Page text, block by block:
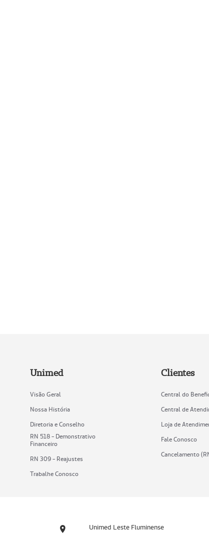
Unimed
Visão Geral
Nossa História
Diretoria e Conselho
RN 518 - Demonstrativo
Financeiro
RN 309 - Reajustes
Trabalhe Conosco
Clientes
Central do
Central de
Loja de
Fale Conosco
Cancelamento
Unimed Leste Fluminense